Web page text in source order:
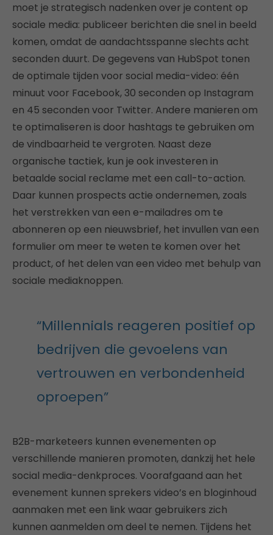
moet je strategisch nadenken over je content op
sociale media: publiceer berichten die snel in beeld
komen, omdat de aandachtsspanne slechts acht
seconden duurt. De gegevens van HubSpot tonen
de optimale tijden voor social media-video: één
minuut voor Facebook, 30 seconden op Instagram
en 45 seconden voor Twitter. Andere manieren om
te optimaliseren is door hashtags te gebruiken om
de vindbaarheid te vergroten. Naast deze
organische tactiek, kun je ook investeren in
betaalde social reclame met een call-to-action.
Daar kunnen prospects actie ondernemen, zoals
het verstrekken van een e-mailadres om te
abonneren op een nieuwsbrief, het invullen van een
formulier om meer te weten te komen over het
product, of het delen van een video met behulp van
sociale mediaknoppen.
“Millennials reageren positief op
bedrijven die gevoelens van
vertrouwen en verbondenheid
oproepen”
B2B-marketeers kunnen evenementen op
verschillende manieren promoten, dankzij het hele
social media-denkproces. Voorafgaand aan het
evenement kunnen sprekers video’s en bloginhoud
aanmaken met een link waar gebruikers zich
kunnen aanmelden om deel te nemen. Tijdens het